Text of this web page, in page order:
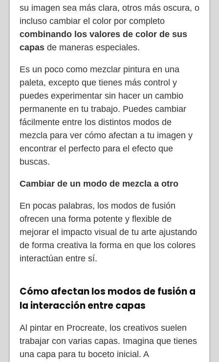
su imagen sea más clara, otros más oscura, o
incluso cambiar el color por completo
combinando los valores de color de sus
capas de maneras especiales.
Es un poco como mezclar pintura en una
paleta, excepto que tienes más control y
puedes experimentar sin hacer un cambio
permanente en tu trabajo. Puedes cambiar
fácilmente entre los distintos modos de
mezcla para ver cómo afectan a tu imagen y
encontrar el perfecto para el efecto que
buscas.
Cambiar de un modo de mezcla a otro
En pocas palabras, los modos de fusión
ofrecen una forma potente y flexible de
mejorar el impacto visual de tu arte ajustando
de forma creativa la forma en que los colores
interactúan entre sí.
Cómo afectan los modos de fusión a
la interacción entre capas
Al pintar en Procreate, los creativos suelen
trabajar con varias capas. Imagina que tienes
una capa para tu boceto inicial. A